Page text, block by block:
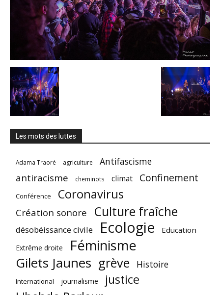
Les mots des luttes
Adama Traoré agriculture Antifascisme
antiracisme cheminots climat Confinement
Conférence Coronavirus
Création sonore Culture fraîche
désobéissance civile Ecologie Education
Extrême droite Féminisme
Gilets Jaunes grève Histoire
International journalisme justice